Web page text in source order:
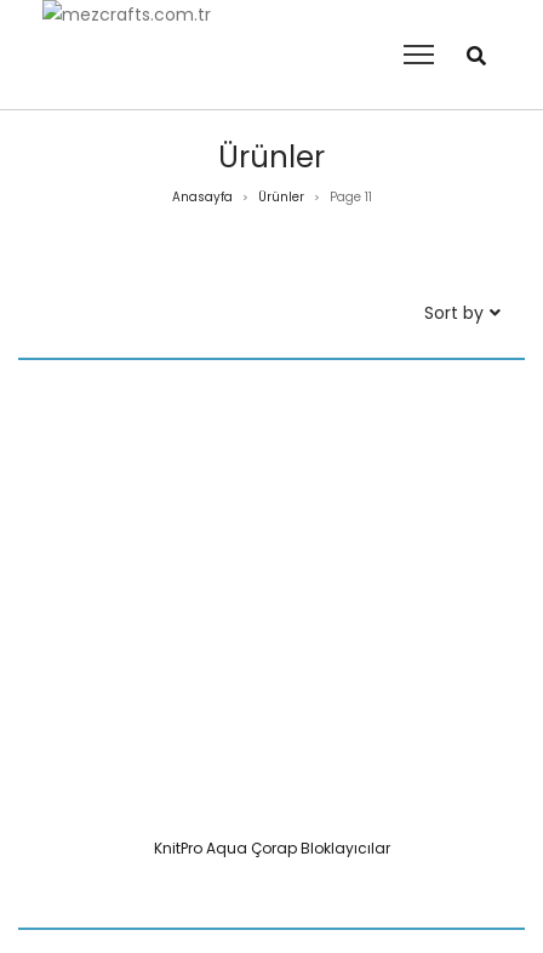
Ürünler
Anasayfa > Ürünler > Page 11
Sort by
KnitPro Aqua Çorap Bloklayıcılar